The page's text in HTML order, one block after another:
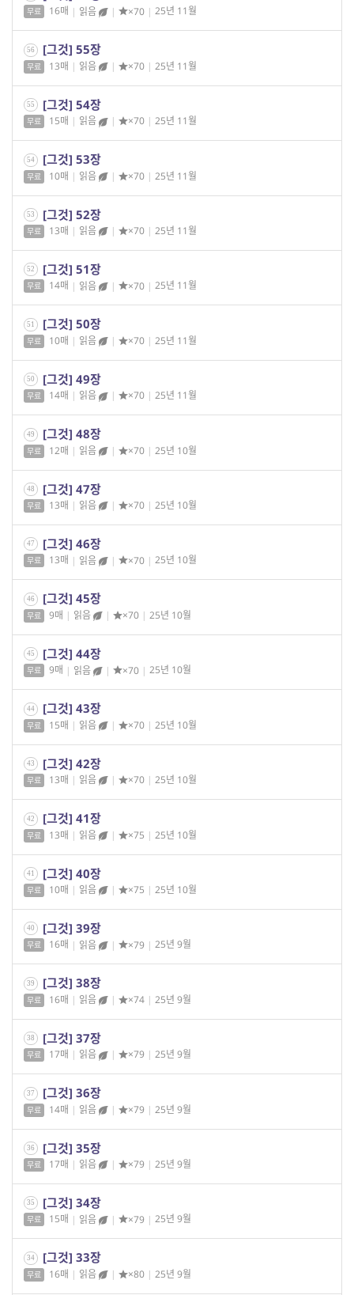
무료 16매 | 읽음 | ×70 | 25년 11월
56 [그것] 55장
무료 13매 | 읽음 | ×70 | 25년 11월
55 [그것] 54장
무료 15매 | 읽음 | ×70 | 25년 11월
54 [그것] 53장
무료 10매 | 읽음 | ×70 | 25년 11월
53 [그것] 52장
무료 13매 | 읽음 | ×70 | 25년 11월
52 [그것] 51장
무료 14매 | 읽음 | ×70 | 25년 11월
51 [그것] 50장
무료 10매 | 읽음 | ×70 | 25년 11월
50 [그것] 49장
무료 14매 | 읽음 | ×70 | 25년 11월
49 [그것] 48장
무료 12매 | 읽음 | ×70 | 25년 10월
48 [그것] 47장
무료 13매 | 읽음 | ×70 | 25년 10월
47 [그것] 46장
무료 13매 | 읽음 | ×70 | 25년 10월
46 [그것] 45장
무료 9매 | 읽음 | ×70 | 25년 10월
45 [그것] 44장
무료 9매 | 읽음 | ×70 | 25년 10월
44 [그것] 43장
무료 15매 | 읽음 | ×70 | 25년 10월
43 [그것] 42장
무료 13매 | 읽음 | ×70 | 25년 10월
42 [그것] 41장
무료 13매 | 읽음 | ×75 | 25년 10월
41 [그것] 40장
무료 10매 | 읽음 | ×75 | 25년 10월
40 [그것] 39장
무료 16매 | 읽음 | ×79 | 25년 9월
39 [그것] 38장
무료 16매 | 읽음 | ×74 | 25년 9월
38 [그것] 37장
무료 17매 | 읽음 | ×79 | 25년 9월
37 [그것] 36장
무료 14매 | 읽음 | ×79 | 25년 9월
36 [그것] 35장
무료 17매 | 읽음 | ×79 | 25년 9월
35 [그것] 34장
무료 15매 | 읽음 | ×79 | 25년 9월
34 [그것] 33장
무료 16매 | 읽음 | ×80 | 25년 9월